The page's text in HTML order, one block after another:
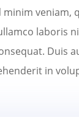
minim veniam,
laboris
Duis
in